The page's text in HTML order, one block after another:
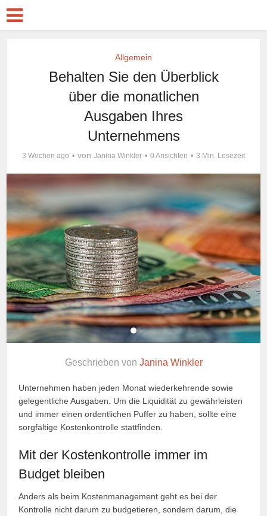
Allgemein
Behalten Sie den Überblick
über die monatlichen
Ausgaben Ihres
Unternehmens
3 Wochen ago von Janina Winkler 0 Ansichten 3 Min. Lesezeit
Geschrieben von Janina Winkler
Unternehmen haben jeden Monat wiederkehrende sowie
gelegentliche Ausgaben. Um die Liquidität zu gewährleisten
und immer einen ordentlichen Puffer zu haben, sollte eine
sorgfältige Kostenkontrolle stattfinden.
Mit der Kostenkontrolle immer im
Budget bleiben
Anders als beim Kostenmanagement geht es bei der
Kontrolle nicht darum zu budgetieren, sondern darum, die